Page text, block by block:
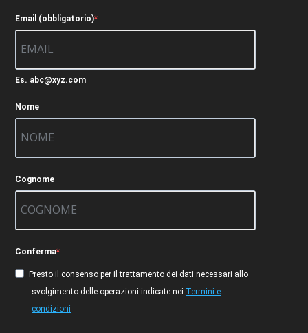
Email (obbligatorio)
Es. abc@xyz.com
Nome
Cognome
Conferma
Presto il consenso per il trattamento dei dati necessari allo
svolgimento delle operazioni indicate nei Termini e
condizioni